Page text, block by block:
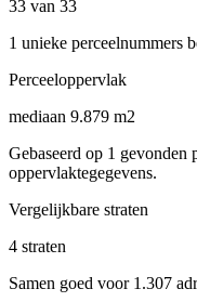
33 van 33
1 unieke perceelnummers
Perceeloppervlak
mediaan 9.879 m2
Gebaseerd op 1 gevonden
oppervlaktegegevens.
Vergelijkbare straten
4 straten
Samen goed voor 1.307